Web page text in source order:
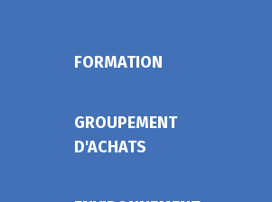
FORMATION
GROUPEMENT
D'ACHATS